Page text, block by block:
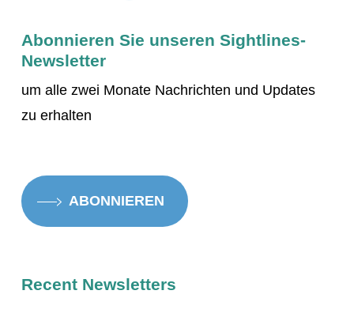
Abonnieren Sie unseren Sightlines-
Newsletter
um alle zwei Monate Nachrichten und Updates
zu erhalten
ABONNIEREN
Recent Newsletters